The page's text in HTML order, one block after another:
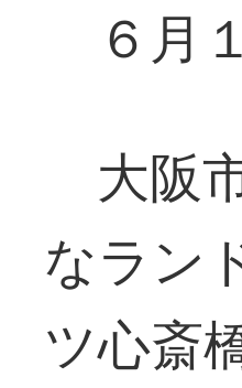
６月
大阪
なラン
ツ心斎